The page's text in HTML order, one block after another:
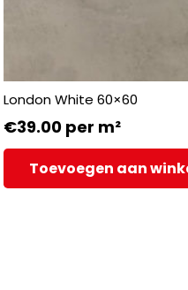
London White 60×60
€39.00 per m²
Toevoegen aan